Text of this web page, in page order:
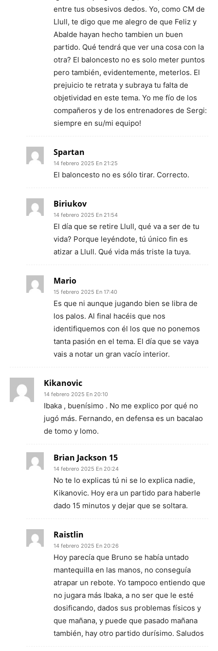
entre tus obsesivos dedos. Yo, como CM de
Llull, te digo que me alegro de que Feliz y
Abalde hayan hecho tambien un buen
partido. Qué tendrá que ver una cosa con la
otra? El baloncesto no es solo meter puntos
pero también, evidentemente, meterlos. El
prejuicio te retrata y subraya tu falta de
objetividad en este tema. Yo me fío de los
compañeros y de los entrenadores de Sergi:
siempre en su/mi equipo!
Spartan
14 febrero 2025 En 21:25
El baloncesto no es sólo tirar. Correcto.
Biriukov
14 febrero 2025 En 21:54
El día que se retire Llull, qué va a ser de tu
vida? Porque leyéndote, tú único fin es
atizar a Llull. Qué vida más triste la tuya.
Mario
15 febrero 2025 En 17:40
Es que ni aunque jugando bien se libra de
los palos. Al final hacéis que nos
identifiquemos con él los que no ponemos
tanta pasión en el tema. El día que se vaya
vais a notar un gran vacío interior.
Kikanovic
14 febrero 2025 En 20:10
Ibaka , buenísimo . No me explico por qué no
jugó más. Fernando, en defensa es un bacalao
de tomo y lomo.
Brian Jackson 15
14 febrero 2025 En 20:24
No te lo explicas tú ni se lo explica nadie,
Kikanovic. Hoy era un partido para haberle
dado 15 minutos y dejar que se soltara.
Raistlin
14 febrero 2025 En 20:26
Hoy parecía que Bruno se había untado
mantequilla en las manos, no conseguía
atrapar un rebote. Yo tampoco entiendo que
no jugara más Ibaka, a no ser que le esté
dosificando, dados sus problemas físicos y
que mañana, y puede que pasado mañana
también, hay otro partido durísimo. Saludos